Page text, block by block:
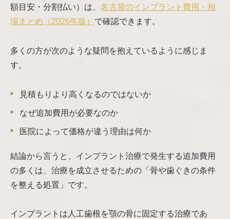
額目安・分割払い）は、 名古屋のインプラント費用・相
場まとめ（2026年版） で確認できます。
多くの方が次のような疑問を抱えているように感じま
す。
見積もりより高くなるのではないか
なぜ追加費用が必要なのか
医院によって価格が違う理由は何か
結論から言うと、インプラント治療で発生する追加費用
の多くは、治療を成立させるための「骨や歯ぐきの条件
を整える処置」です。
インプラントは人工歯根を顎の骨に固定する治療であ